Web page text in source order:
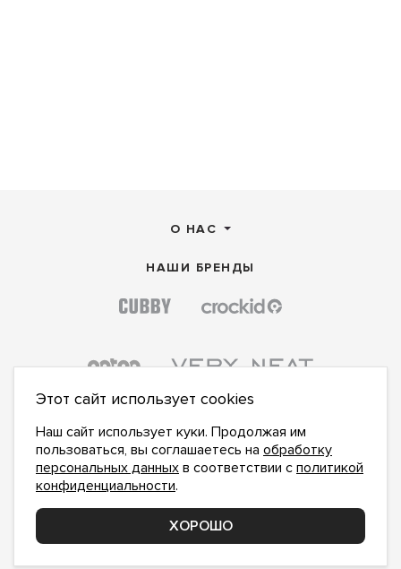
О НАС
НАШИ БРЕНДЫ
ПОДПИСАТЬСЯ НА НОВОСТИ:
сполитикой конфиденциальностиознакомлен и
Этот сайт использует cookies
Наш сайт использует куки. Продолжая им
пользоваться, вы соглашаетесь на обработку
персональных данных в соответствии с политикой
конфиденциальности.
ХОРОШО